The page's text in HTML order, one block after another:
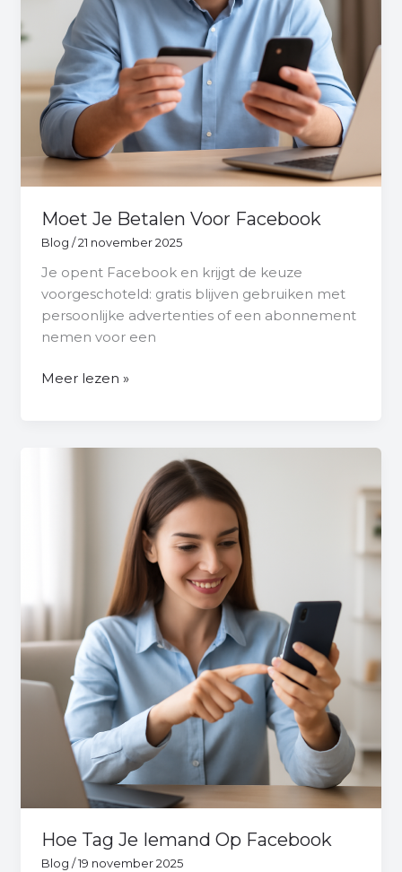
Moet Je Betalen Voor Facebook
Blog /21 november 2025
Je opent Facebook en krijgt de keuze
voorgeschoteld: gratis blijven gebruiken met
persoonlijke advertenties of een abonnement
nemen voor een
Meer lezen »
Hoe Tag Je Iemand Op Facebook
Blog /19 november 2025